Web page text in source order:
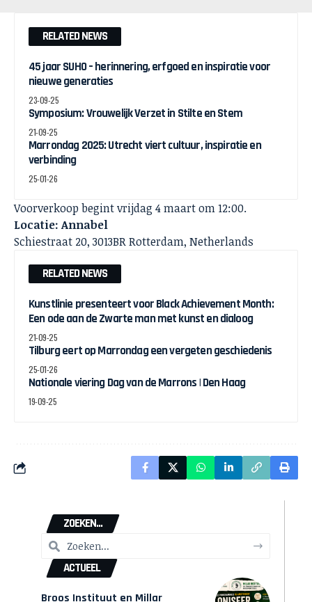
RELATED NEWS
45 jaar SUHO – herinnering, erfgoed en inspiratie voor
nieuwe generaties
23-09-25
Symposium: Vrouwelijk Verzet in Stilte en Stem
21-09-25
Marrondag 2025: Utrecht viert cultuur, inspiratie en
verbinding
25-01-26
Voorverkoop begint vrijdag 4 maart om 12:00.
Locatie: Annabel
Schiestraat 20, 3013BR Rotterdam, Netherlands
RELATED NEWS
Kunstlinie presenteert voor Black Achievement Month:
Een ode aan de Zwarte man met kunst en dialoog
21-09-25
Tilburg eert op Marrondag een vergeten geschiedenis
25-01-26
Nationale viering Dag van de Marrons | Den Haag
19-09-25
ZOEKEN...
ACTUEEL
Broos Instituut en Millar